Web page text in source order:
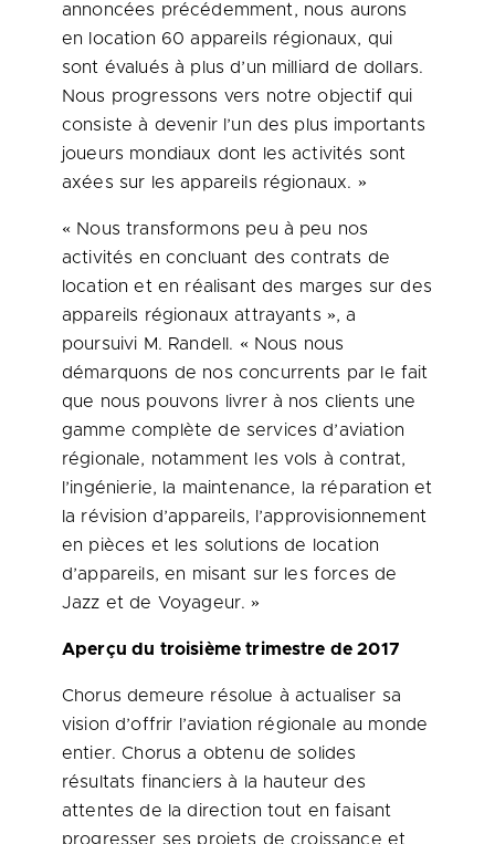
annoncées précédemment, nous aurons
en location 60 appareils régionaux, qui
sont évalués à plus d’un milliard de dollars.
Nous progressons vers notre objectif qui
consiste à devenir l’un des plus importants
joueurs mondiaux dont les activités sont
axées sur les appareils régionaux. »
« Nous transformons peu à peu nos
activités en concluant des contrats de
location et en réalisant des marges sur des
appareils régionaux attrayants », a
poursuivi M. Randell. « Nous nous
démarquons de nos concurrents par le fait
que nous pouvons livrer à nos clients une
gamme complète de services d’aviation
régionale, notamment les vols à contrat,
l’ingénierie, la maintenance, la réparation et
la révision d’appareils, l’approvisionnement
en pièces et les solutions de location
d’appareils, en misant sur les forces de
Jazz et de Voyageur. »
Aperçu du troisième trimestre de 2017
Chorus demeure résolue à actualiser sa
vision d’offrir l’aviation régionale au monde
entier. Chorus a obtenu de solides
résultats financiers à la hauteur des
attentes de la direction tout en faisant
progresser ses projets de croissance et